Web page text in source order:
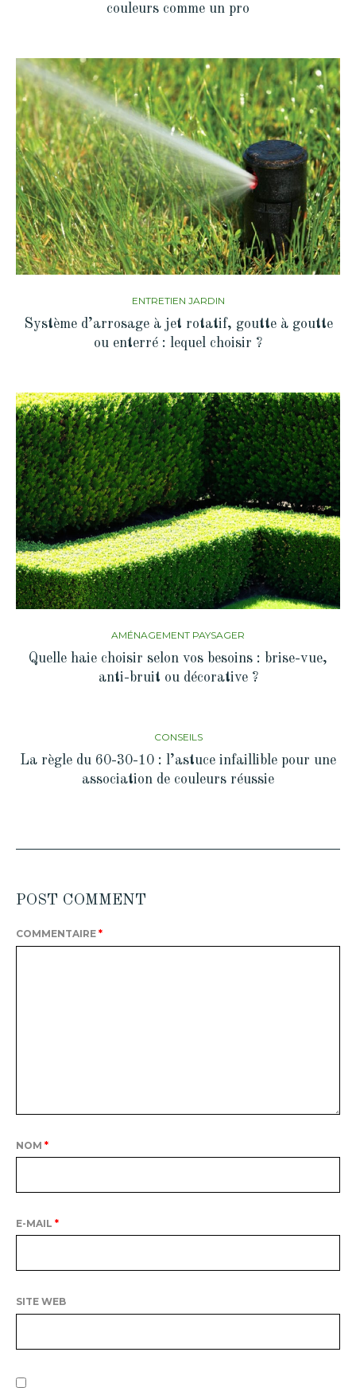
couleurs comme un pro
ENTRETIEN JARDIN
Système d’arrosage à jet rotatif, goutte à goutte
ou enterré : lequel choisir ?
AMÉNAGEMENT PAYSAGER
Quelle haie choisir selon vos besoins : brise-vue,
anti-bruit ou décorative ?
CONSEILS
La règle du 60-30-10 : l’astuce infaillible pour une
association de couleurs réussie
POST COMMENT
COMMENTAIRE *
NOM *
E-MAIL *
SITE WEB